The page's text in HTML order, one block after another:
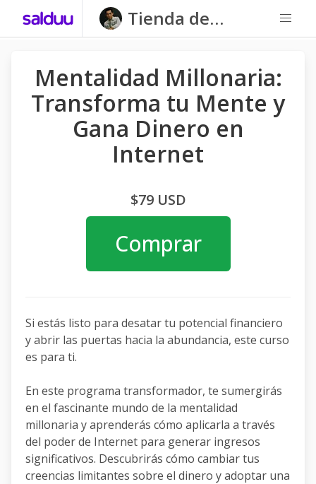
Tienda de
Cañongo
Mentalidad Millonaria:
Transforma tu Mente y
Gana Dinero en
Internet
$79 USD
Comprar
Si estás listo para desatar tu potencial financiero
y abrir las puertas hacia la abundancia, este curso
es para ti.
En este programa transformador, te sumergirás
en el fascinante mundo de la mentalidad
millonaria y aprenderás cómo aplicarla a través
del poder de Internet para generar ingresos
significativos. Descubrirás cómo cambiar tus
creencias limitantes sobre el dinero y adoptar una